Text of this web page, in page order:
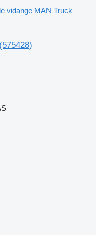
vidange MAN Truck
(575428)